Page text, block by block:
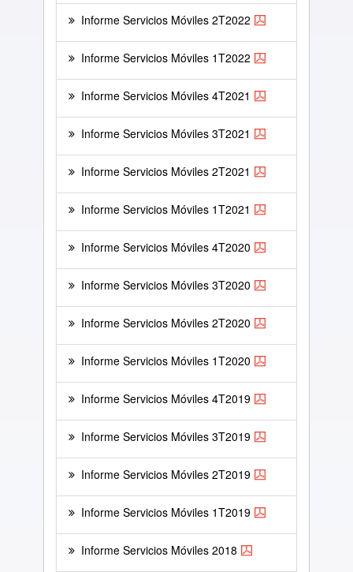
Informe Servicios Móviles 2T2022
Informe Servicios Móviles 1T2022
Informe Servicios Móviles 4T2021
Informe Servicios Móviles 3T2021
Informe Servicios Móviles 2T2021
Informe Servicios Móviles 1T2021
Informe Servicios Móviles 4T2020
Informe Servicios Móviles 3T2020
Informe Servicios Móviles 2T2020
Informe Servicios Móviles 1T2020
Informe Servicios Móviles 4T2019
Informe Servicios Móviles 3T2019
Informe Servicios Móviles 2T2019
Informe Servicios Móviles 1T2019
Informe Servicios Móviles 2018